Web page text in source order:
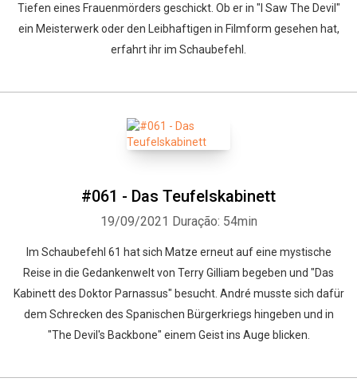
Tiefen eines Frauenmörders geschickt. Ob er in "I Saw The Devil"
ein Meisterwerk oder den Leibhaftigen in Filmform gesehen hat,
erfahrt ihr im Schaubefehl.
#061 - Das Teufelskabinett
19/09/2021 Duração: 54min
Im Schaubefehl 61 hat sich Matze erneut auf eine mystische
Reise in die Gedankenwelt von Terry Gilliam begeben und "Das
Kabinett des Doktor Parnassus" besucht. André musste sich dafür
dem Schrecken des Spanischen Bürgerkriegs hingeben und in
"The Devil's Backbone" einem Geist ins Auge blicken.